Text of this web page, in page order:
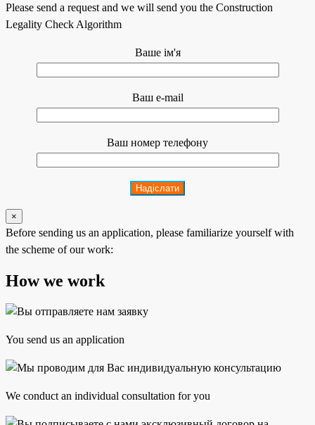
Please send a request and we will send you the Construction
Legality Check Algorithm
Ваше ім'я
Ваш e-mail
Ваш номер телефону
×
Before sending us an application, please familiarize yourself with
the scheme of our work:
How we work
You send us an application
We conduct an individual consultation for you